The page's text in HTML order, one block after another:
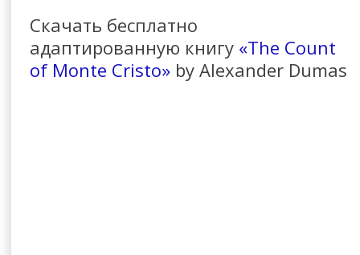
Скачать бесплатно
адаптированную книгу «The Count
of Monte Cristo»by Alexander Dumas